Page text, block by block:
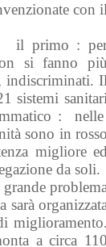
con il
il primo :
si fanno più
indiscriminati. Il
sistemi sanitari
: nelle
sono in rosso
migliore ed
da soli.
problema
sarà organizzata
miglioramento.
a circa 110